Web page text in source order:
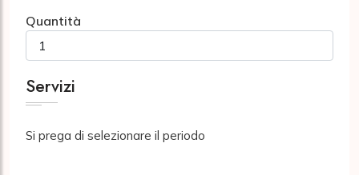
Quantità
Servizi
Si prega di selezionare il periodo